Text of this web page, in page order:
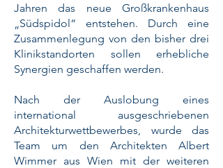
Jahren das neue Großkrankenhaus
„Südspidol“ entstehen. Durch eine
Zusammenlegung von den bisher drei
Klinikstandorten sollen erhebliche
Synergien geschaffen werden.
Nach der Auslobung eines
international ausgeschriebenen
Architekturwettbewerbes, wurde das
Team um den Architekten Albert
Wimmer aus Wien mit der weiteren